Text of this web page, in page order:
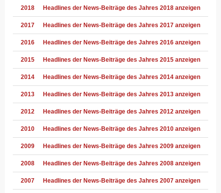
2018 Headlines der News-Beiträge des Jahres 2018 anzeigen
2017 Headlines der News-Beiträge des Jahres 2017 anzeigen
2016 Headlines der News-Beiträge des Jahres 2016 anzeigen
2015 Headlines der News-Beiträge des Jahres 2015 anzeigen
2014 Headlines der News-Beiträge des Jahres 2014 anzeigen
2013 Headlines der News-Beiträge des Jahres 2013 anzeigen
2012 Headlines der News-Beiträge des Jahres 2012 anzeigen
2010 Headlines der News-Beiträge des Jahres 2010 anzeigen
2009 Headlines der News-Beiträge des Jahres 2009 anzeigen
2008 Headlines der News-Beiträge des Jahres 2008 anzeigen
2007 Headlines der News-Beiträge des Jahres 2007 anzeigen